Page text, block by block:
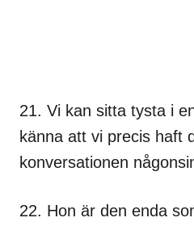
21. Vi kan sitta tysta i
känna att vi precis haft
konversationen
22. Hon är den enda